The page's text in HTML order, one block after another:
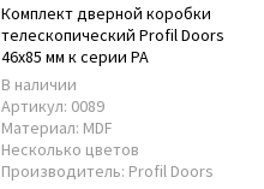
Комплект дверной коробки
телескопический Profil Doors
46x85 мм к серии PA
В наличии
Артикул: 0089
Материал: MDF
Несколько цветов
Производитель: Profil Doors